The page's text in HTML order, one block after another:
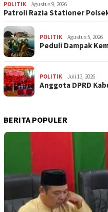
POLITIK Agustus 9, 2026
Patroli Razia Stationer
POLITIK Agustus 5, 2026
‎Peduli Dampak
POLITIK Juli 13, 2026
Anggota DPRD
BERITA POPULER